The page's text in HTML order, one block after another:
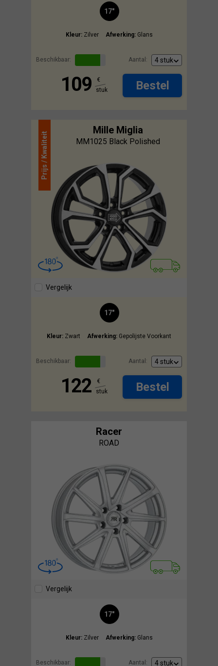
17"
Kleur: Zilver Afwerking: Glans
Beschikbaar: Aantal:
109
€
stuk
Bestel
Mille Miglia
MM1025 Black Polished
Prijs /
Kwaliteit
Vergelijk
17"
Kleur: Zwart Afwerking: Gepolijste Voorkant
Beschikbaar: Aantal:
122
€
stuk
Bestel
Racer
ROAD
Vergelijk
17"
Kleur: Zilver Afwerking: Glans
Beschikbaar: Aantal: